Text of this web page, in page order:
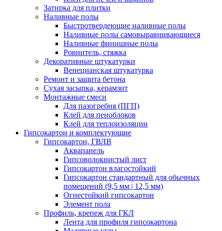
Затирка для плитки
Наливные полы
Быстротвердеющие наливные полы
Наливные полы самовыравнивающиеся
Наливные финишные полы
Ровнитель, стяжка
Декоративные штукатурки
Венецианская штукатурка
Ремонт и защита бетона
Сухая засыпка, керамзит
Монтажные смеси
Для пазогребня (ПГП)
Клей для пеноблоков
Клей для теплоизоляции
Гипсокартон и комплектующие
Гипсокартон, ГВЛВ
Аквапанель
Гипсоволокнистый лист
Гипсокартон влагостойкий
Гипсокартон стандартный для обычных
помещений (9,5 мм | 12,5 мм)
Огнестойкий гипсокартон
Элемент пола
Профиль, крепеж для ГКЛ
Лента для профиля гипсокартона